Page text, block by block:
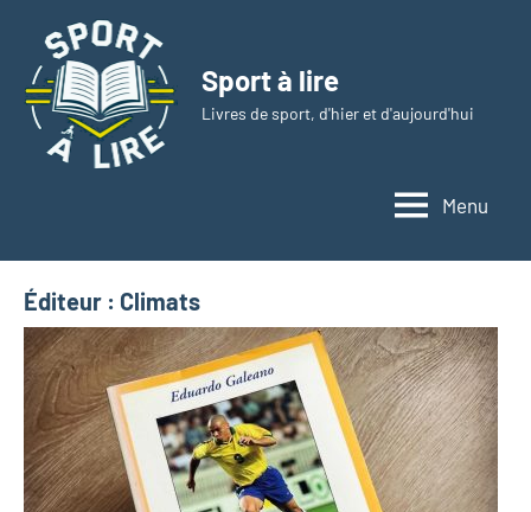
contenu
Sport à lire
Livres de sport, d'hier et d'aujourd'hui
Menu
Éditeur : Climats